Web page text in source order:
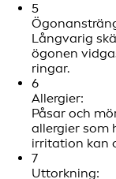
5
Långvarig
ögonen
ringar.
6
Allergier:
Påsar och
allergier som
irritation kan
7
Uttorkning: